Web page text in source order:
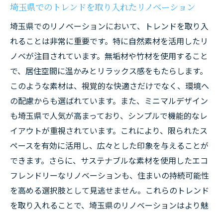
埼玉県でのトレンドを取り入れたリノベーション
埼玉県でのリノベーションにおいて、トレンドを取り入
れることは非常に重要です。特に自然素材を活用したリ
ノベが注目されています。無垢材や竹材を使用すること
で、居住空間に温かみとリラックス感をもたらします。
このような素材は、視覚的な快適さだけでなく、環境へ
の配慮からも選ばれています。また、ミニマルデザイン
も埼玉県で人気が高まっており、シンプルで機能的なレ
イアウトが重視されています。これにより、限られたス
ペースを有効に活用し、広々とした印象を与えることが
できます。さらに、サステナブルな素材を使用したエコ
フレンドリーなリノベーションも、住まいの持続可能性
を高める選択肢として見逃せません。これらのトレンド
を取り入れることで、埼玉県のリノベーションはより魅